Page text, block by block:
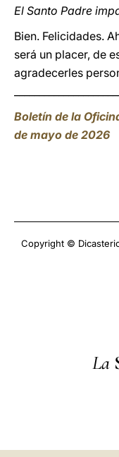
El Santo Padre
Bien. Felicidades.
será un placer, de
agradecerles
Boletín de la
de mayo de 2026
Copyright ©
La